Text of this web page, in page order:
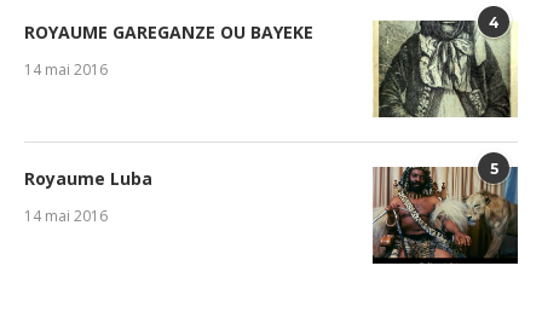
4
ROYAUME GAREGANZE OU BAYEKE
14 mai 2016
5
Royaume Luba
14 mai 2016